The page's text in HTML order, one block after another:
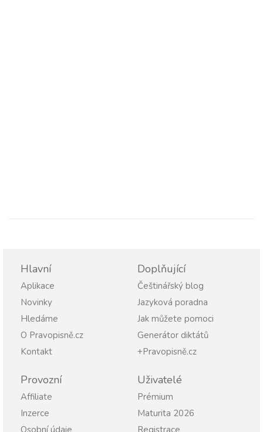
Hlavní
Aplikace
Novinky
Hledáme
O Pravopisně.cz
Kontakt
Doplňující
Češtinářský blog
Jazyková poradna
Jak můžete pomoci
Generátor diktátů
+Pravopisně.cz
Provozní
Affiliate
Inzerce
Osobní údaje
Uživatelé
Prémium
Maturita 2026
Registrace